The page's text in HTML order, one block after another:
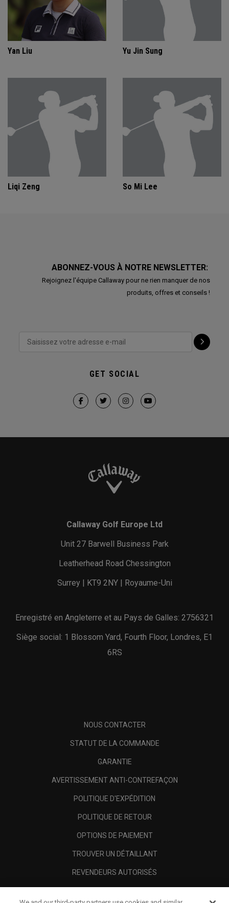
Yan Liu Yu Jin Sung
Liqi Zeng So Mi Lee
ABONNEZ-VOUS À NOTRE NEWSLETTER:
Rejoignez l'équipe Callaway pour ne rien manquer de nos
produits, offres et conseils !
GET SOCIAL
Callaway Golf Europe Ltd
Unit 27 Barwell Business Park
Leatherhead Road Chessington
Surrey | KT9 2NY | Royaume-Uni
Enregistré en Angleterre et au Pays de Galles: 2756321
Siège social: 1 Blossom Yard, Fourth Floor, Londres, E1
6RS
NOUS CONTACTER
STATUT DE LA COMMANDE
GARANTIE
AVERTISSEMENT ANTI-CONTREFAÇON
POLITIQUE D'EXPÉDITION
POLITIQUE DE RETOUR
OPTIONS DE PAIEMENT
TROUVER UN DÉTAILLANT
REVENDEURS AUTORISÉS